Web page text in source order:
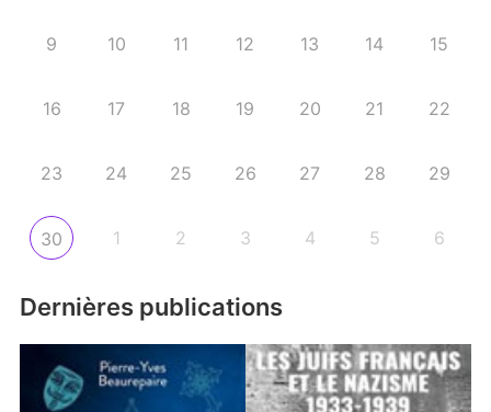
9 10 11 12 13 14 15
16 17 18 19 20 21 22
23 24 25 26 27 28 29
30 1 2 3 4 5 6
Dernières publications